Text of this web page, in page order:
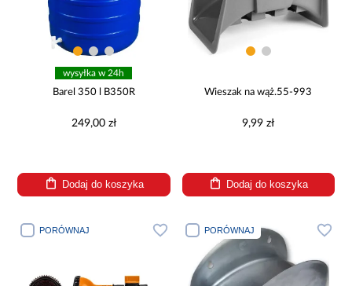
wysyłka w 24h
Barel 350 l B350R
249,00 zł
Dodaj do koszyka
Wieszak na wąż.55-993
9,99 zł
Dodaj do koszyka
PORÓWNAJ PORÓWNAJ